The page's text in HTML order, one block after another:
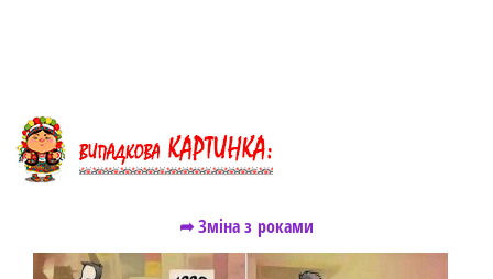
➦ Зміна з роками